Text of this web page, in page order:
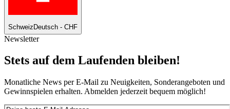
SchweizDeutsch - CHF
Newsletter
Stets auf dem Laufenden bleiben!
Monatliche News per E-Mail zu Neuigkeiten, Sonderangeboten und
Gewinnspielen erhalten. Abmelden jederzeit bequem möglich!